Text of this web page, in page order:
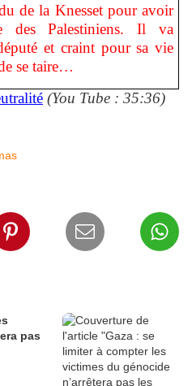
de la Knesset pour avoir
des Palestiniens. Il va
et craint pour sa vie
se taire…
(You Tube : 35:36)
pas